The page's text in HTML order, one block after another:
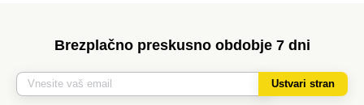
Brezplačno preskusno obdobje 7 dni
Ustvari stran